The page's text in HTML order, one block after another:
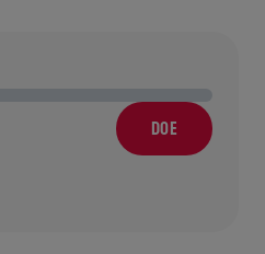
DOE